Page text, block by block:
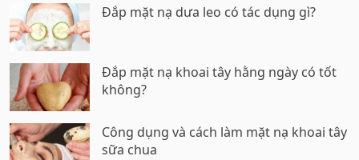
Đắp mặt nạ dưa leo có tác dụng gì?
Đắp mặt nạ khoai tây hằng ngày có tốt
không?
Công dụng và cách làm mặt nạ khoai tây
sữa chua